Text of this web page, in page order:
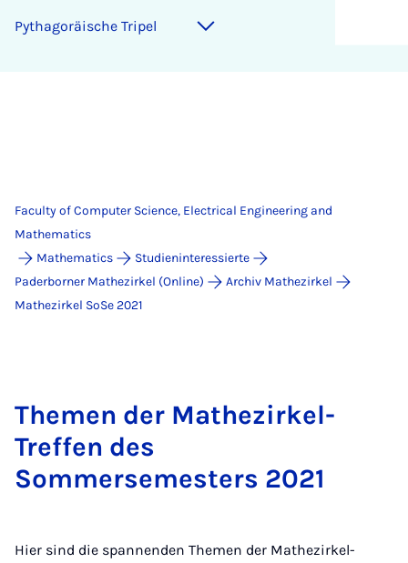
Py­thagoräis­che Tripel
Faculty of Computer Science, Electrical Engineering and
Mathematics
Mathematics
Studieninteressierte
Paderborner Mathezirkel (Online)
Archiv Mathezirkel
Mathezirkel SoSe 2021
Themen der Mathezirkel-
Treffen des
Sommersemesters 2021
Hier sind die spannenden Themen der Mathezirkel-